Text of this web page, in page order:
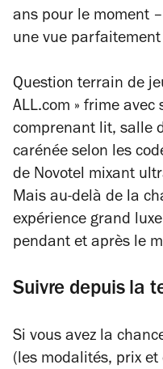
ans pour le moment
une vue
Question terrain de
ALL.com » frime
comprenant lit, salle
carénée selon les
de Novotel mixant
Mais au-delà de la
expérience grand
pendant et après le
Suivre depuis la
Si vous avez la
(les modalités, prix